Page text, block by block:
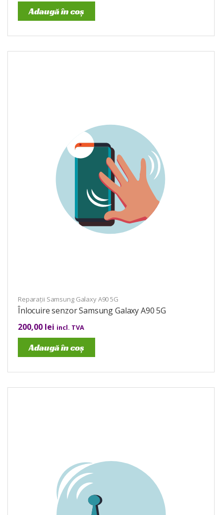
Adaugă în coș
Reparații Samsung Galaxy A90 5G
Înlocuire senzor Samsung Galaxy A90 5G
200,00 lei incl. TVA
Adaugă în coș